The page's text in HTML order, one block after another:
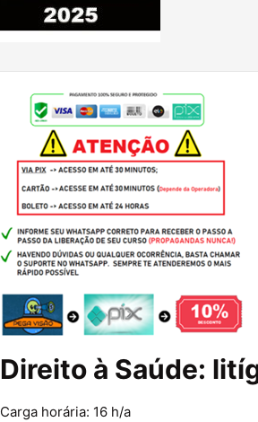
Direito à Saúde:
Carga horária: 16 h/a